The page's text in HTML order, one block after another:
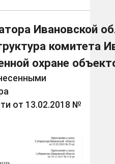
Ивановской
комитета
охране
от 13.02.2018 №